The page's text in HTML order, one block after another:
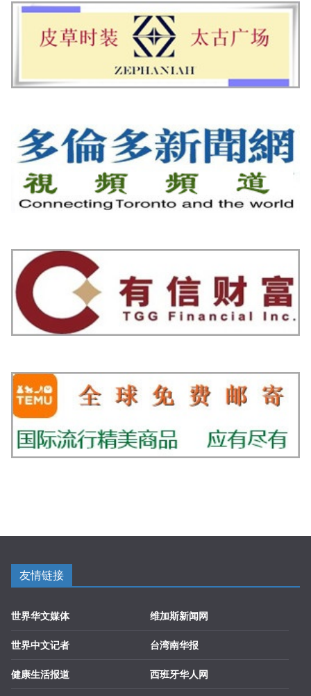
友情链接
世界华文媒体
世界中文记者
健康生活报道
维加斯新闻网
台湾南华报
西班牙华人网